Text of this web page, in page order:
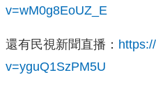
v=wM0g8EoUZ_E
還有民視新聞直播：
v=yguQ1SzPM5U